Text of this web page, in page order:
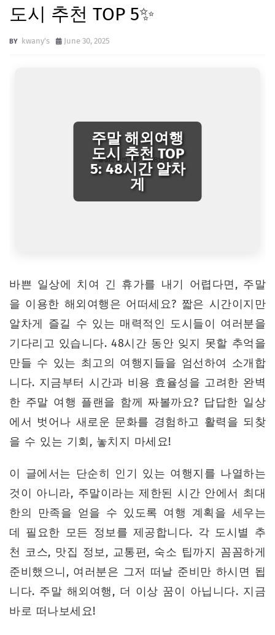
도시 추천 TOP 5✨
kwany's June 30, 2025
주말 해외여행
도시 추천 TOP
5: 48시간 알차
게
바쁜 일상에 치여 긴 휴가를 내기 어렵다면, 주말
을 이용한 해외여행은 어떠세요? 짧은 시간이지만
알차게 즐길 수 있는 매력적인 도시들이 여러분을
기다리고 있습니다. 48시간 동안 잊지 못할 추억을
만들 수 있는 최고의 여행지들을 엄선하여 소개합
니다. 지금부터 시간과 비용 효율성을 고려한 완벽
한 주말 여행 플랜을 함께 짜볼까요? 답답한 일상
에서 벗어나 새로운 문화를 경험하고 활력을 되찾
을 수 있는 기회, 놓치지 마세요!
이 글에서는 단순히 인기 있는 여행지를 나열하는
것이 아니라, 주말이라는 제한된 시간 안에서 최대
한의 만족을 얻을 수 있도록 여행 계획을 세우는
데 필요한 모든 정보를 제공합니다. 각 도시별 추
천 코스, 맛집 정보, 교통편, 숙소 팁까지 꼼꼼하게
준비했으니, 여러분은 그저 떠날 준비만 하시면 됩
니다. 주말 해외여행, 더 이상 꿈이 아닙니다. 지금
바로 떠나보세요!